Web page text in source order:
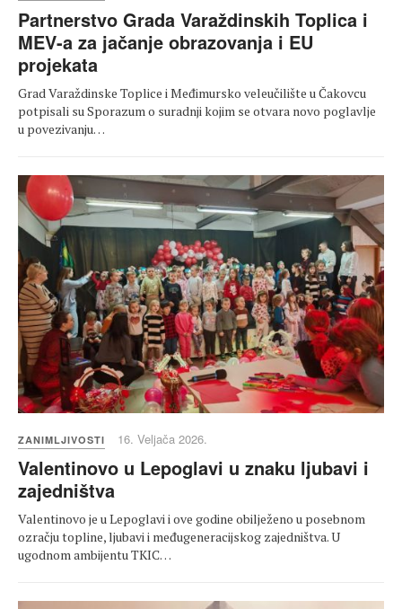
Partnerstvo Grada Varaždinskih Toplica i
MEV-a za jačanje obrazovanja i EU
projekata
Grad Varaždinske Toplice i Međimursko veleučilište u Čakovcu
potpisali su Sporazum o suradnji kojim se otvara novo poglavlje
u povezivanju…
ZANIMLJIVOSTI 16. Veljača 2026.
Valentinovo u Lepoglavi u znaku ljubavi i
zajedništva
Valentinovo je u Lepoglavi i ove godine obilježeno u posebnom
ozračju topline, ljubavi i međugeneracijskog zajedništva. U
ugodnom ambijentu TKIC…